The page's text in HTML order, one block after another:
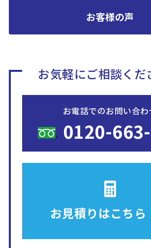
お客様の声
お気軽にご相談くだ
お電話でのお問い合わ
0120-
お見積りはこち